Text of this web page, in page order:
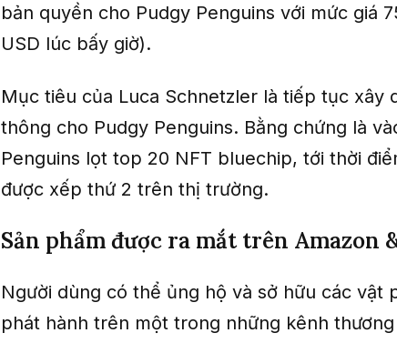
bản quyền cho Pudgy Penguins với mức giá
USD lúc bấy giờ).
Mục tiêu của Luca Schnetzler là tiếp tục xây
thông cho Pudgy Penguins. Bằng chứng là
Penguins lọt top 20 NFT bluechip, tới thời
được xếp thứ 2 trên thị trường.
Sản phẩm được ra mắt trên Amazon
Người dùng có thể ủng hộ và sở hữu các vật
phát hành trên một trong những kênh